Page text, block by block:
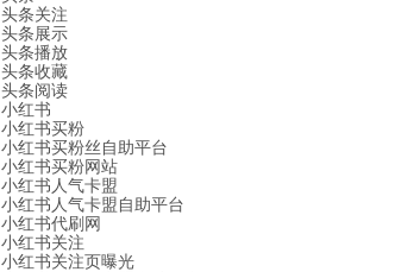
头条关注
头条展示
头条播放
头条收藏
头条阅读
小红书
小红书买粉
小红书买粉丝自助平台
小红书买粉网站
小红书人气卡盟
小红书人气卡盟自助平台
小红书代刷网
小红书关注
小红书关注页曝光